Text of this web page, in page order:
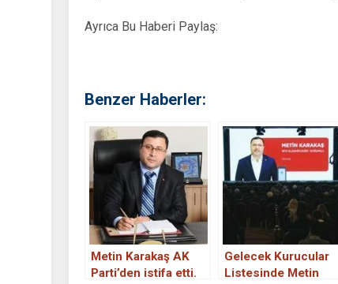
Ayrıca Bu Haberi Paylaş:
Benzer Haberler:
Metin Karakaş AK
Parti’den istifa etti.
Gelecek Kurucular
Listesinde Metin